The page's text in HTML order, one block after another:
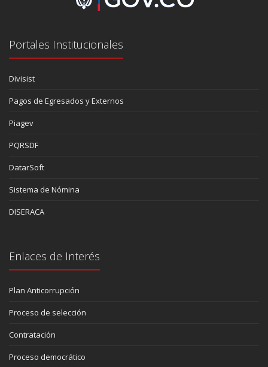
Portales Institucionales
Divisist
Pagos de Egresados y Externos
Piagev
PQRSDF
DatarSoft
Sistema de Nómina
DISERACA
Enlaces de Interés
Plan Anticorrupción
Proceso de selección
Contratación
Proceso democrático